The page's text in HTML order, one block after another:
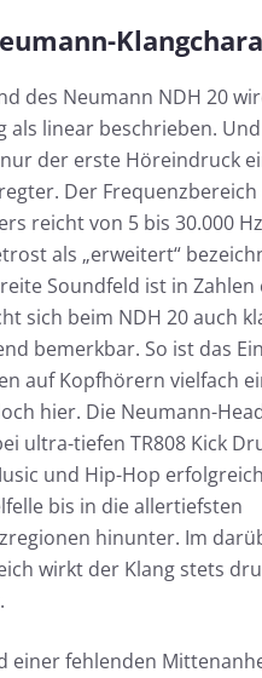
des Neumann NDH 20
als linear beschrieben.
der erste Höreindruck
Der Frequenzbereich
reicht von 5 bis 30.000
als „erweitert“
Soundfeld ist in
sich beim NDH 20 auch
bemerkbar. So ist das
auf Kopfhörern vielfach
hier. Die Neumann-
ultra-tiefen TR808 Kick
und Hip-Hop
bis in die allertiefsten
hinunter. Im
wirkt der Klang stets
einer fehlenden